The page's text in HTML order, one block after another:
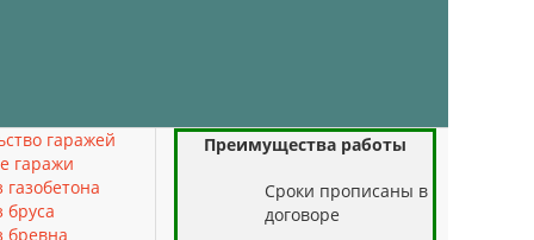
Преимущества работы
Cроки прописаны в
договоре
гаражей
гаражи
бруса
бревна